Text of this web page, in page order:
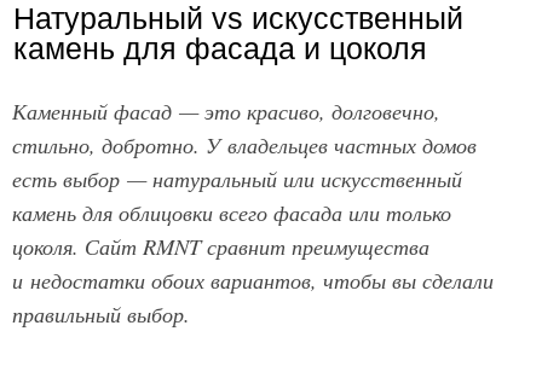
Натуральный vs искусственный
камень для фасада и цоколя
Каменный фасад — это красиво, долговечно,
стильно, добротно. У владельцев частных домов
есть выбор — натуральный или искусственный
камень для облицовки всего фасада или только
цоколя. Сайт RMNT сравнит преимущества
и недостатки обоих вариантов, чтобы вы сделали
правильный выбор.